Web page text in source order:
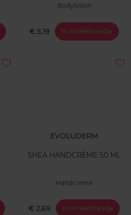
Bodylotion
€ 5,19 In winkelmandje
EVOLUDERM
SHEA HANDCRÈME 50 ML
Handcreme
€ 2,69 In winkelmandje